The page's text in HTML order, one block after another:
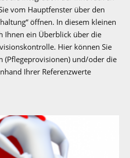
vom Hauptfenster über den
öffnen. In diesem kleinen
Ihnen ein Überblick über die
Hier können Sie
(Pflegeprovisionen) und/oder die
Ihrer Referenzwerte